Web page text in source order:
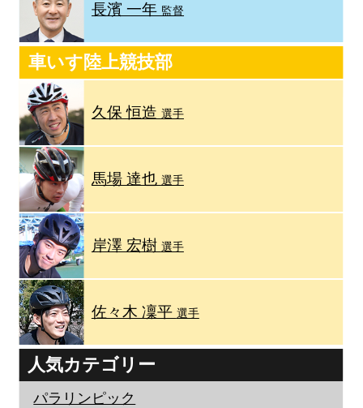
長濱 一年 監督
車いす陸上競技部
久保 恒造 選手
馬場 達也 選手
岸澤 宏樹 選手
佐々木 凜平 選手
人気カテゴリー
パラリンピック